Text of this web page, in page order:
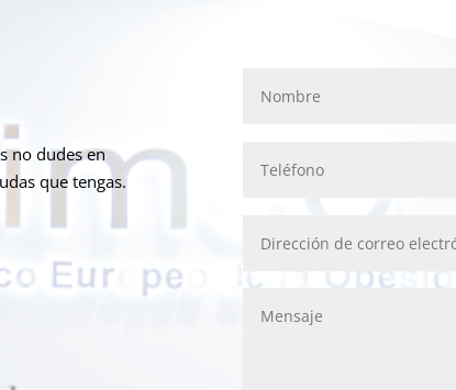
no dudes en
que tengas.